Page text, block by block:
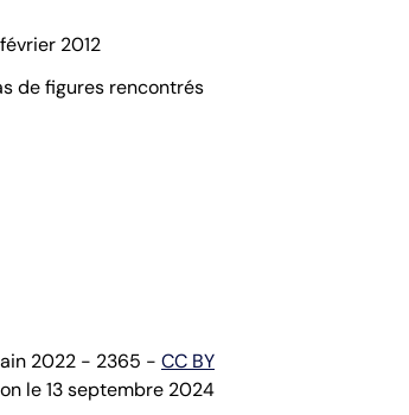
2012
de figures rencontrés
2022 - 2365 - CC BY
le 13 septembre 2024